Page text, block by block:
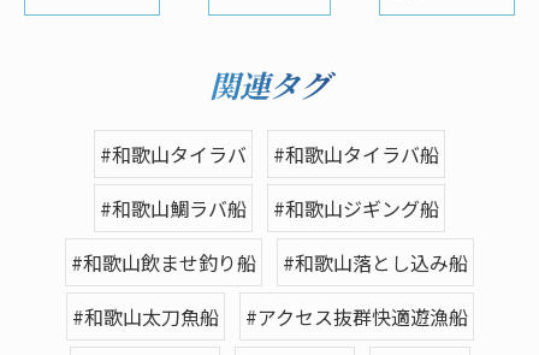
関連タグ
#和歌山タイラバ
#和歌山タイラバ船
#和歌山鯛ラバ船
#和歌山ジギング船
#和歌山飲ませ釣り船
#和歌山落とし込み船
#和歌山太刀魚船
#アクセス抜群快適遊漁船